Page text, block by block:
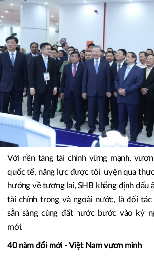
của kinh tế đất nước nói chung và khu
nước nói riêng.
Với nền tảng tài chính vững mạnh, vươn
hướng về tương lai, SHB khẳng định dấu